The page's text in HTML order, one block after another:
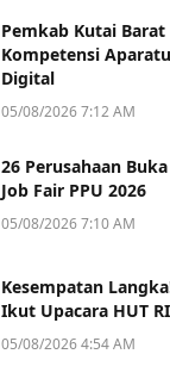
Pemkab Kutai
Kompetensi
Digital
05/08/2026 7:12 AM
26 Perusahaan
Job Fair PPU 2026
05/08/2026 7:10 AM
Kesempatan
Ikut Upacara HUT
05/08/2026 4:54 AM